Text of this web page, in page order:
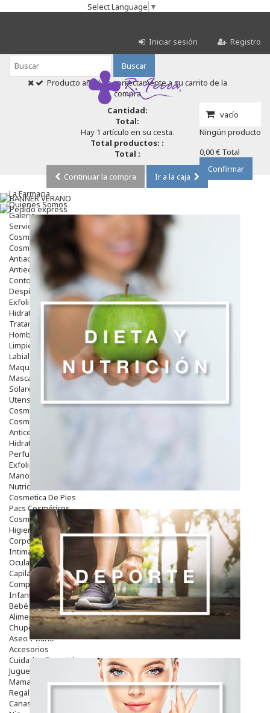
Select Language ▼
Iniciar sesión Registro
Buscar
vacío
Ningún producto
0,00 € Total
Confirmar
Producto añadido correctamente a su carrito de la
compra
Cantidad:
Total:
Hay 1 artículo en su cesta.
Total productos: :
Total :
Continuar la compra
Ir a la caja
La Farmacia
Quienes Somos
Galeria
Servicios
Cosmética
Cosmética Facial
Antiacné
Antiedad
Contorno De Ojos
Despigmentantes
Exfoliantes
Hidratantes
Tratamientos De Noche
Hombre
Limpieza
Labiales
Maquillajes Y Color
Mascarillas
Solares
Utensilios
Cosmética Capilar
Cosmética Corporal
Anticelulíticos
Hidratantes Corporales
Perfumes Y Colonias
Exfoliantes Corporales
Manos Y Uñas
Nutricosmética
Cosmetica De Pies
Pacs Cosméticos
Cosmetica Facial Piel Sensible
Higiene
Corporal
Intima
Ocular
Capilar
Complementos
Infantil
Bebé
Alimentación Y Complementos
Chupetes Y Mordedores
Aseo Y Baño
Accesorios
Cuidados Especiales
Juguetes
Mama
Regalos
Canastilla